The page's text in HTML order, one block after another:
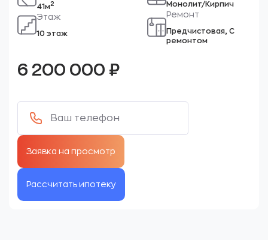
41м2
Этаж
10 этаж
Монолит/Кирпич
Ремонт
Предчистовая, С
ремонтом
6 200 000 ₽
Рассчитать ипотеку